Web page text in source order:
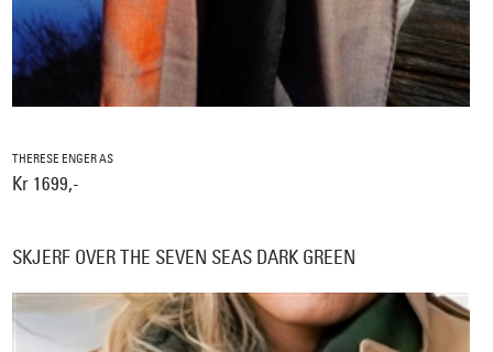
THERESE ENGER AS
Kr 1699,-
SKJERF OVER THE SEVEN SEAS DARK GREEN